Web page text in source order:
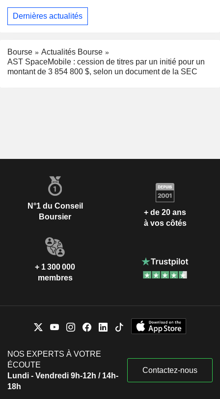
Dernières actualités
Bourse
Actualités Bourse
AST SpaceMobile : cession de titres par un initié pour un
montant de 3 854 800 $, selon un document de la SEC
N°1 du Conseil
Boursier
+ de 20 ans
à vos côtés
+ 1 300 000
membres
NOS EXPERTS À VOTRE
ÉCOUTE
Lundi - Vendredi 9h-12h / 14h-
18h
Contactez-nous